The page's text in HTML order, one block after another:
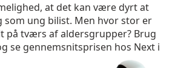
at det kan være dyrt at
ung bilist. Men hvor stor er
på tværs af aldersgrupper? Brug
se gennemsnitsprisen hos Next i